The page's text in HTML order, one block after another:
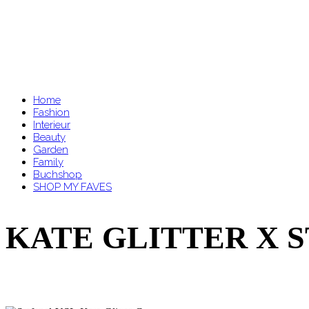
Home
Fashion
Interieur
Beauty
Garden
Family
Buchshop
SHOP MY FAVES
KATE GLITTER X